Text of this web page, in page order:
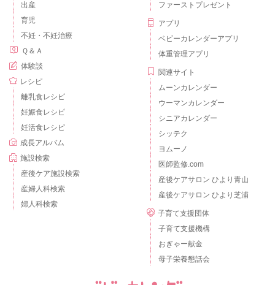
出産
育児
不妊・不妊治療
Ｑ＆Ａ
体験談
レシピ
離乳食レシピ
妊娠食レシピ
妊活食レシピ
成長アルバム
施設検索
産後ケア施設検索
産婦人科検索
婦人科検索
ファーストプレゼント
アプリ
ベビーカレンダーアプリ
体重管理アプリ
関連サイト
ムーンカレンダー
ウーマンカレンダー
シニアカレンダー
シッテク
ヨムーノ
医師監修.com
産後ケアサロン ひより青山
産後ケアサロン ひより芝浦
子育て支援団体
子育て支援機構
おぎゃー献金
母子栄養懇話会